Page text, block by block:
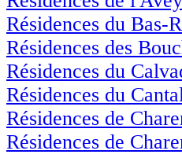
Résidences du Bas-
Résidences des
Résidences du
Résidences du Cantal
Résidences de
Résidences de